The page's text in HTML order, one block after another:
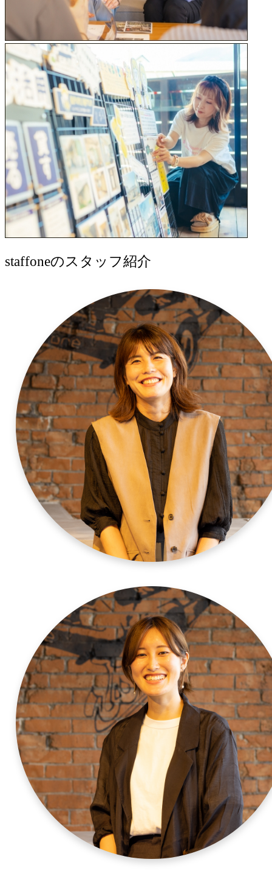
staffoneのスタッフ紹介